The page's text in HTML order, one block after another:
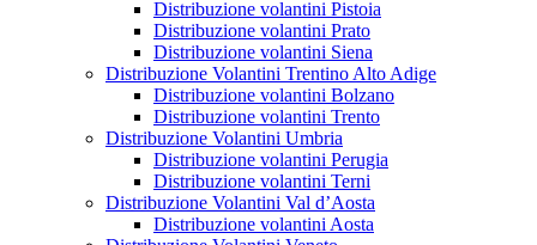
Distribuzione volantini Pistoia
Distribuzione volantini Prato
Distribuzione volantini Siena
Distribuzione Volantini Trentino Alto Adige
Distribuzione volantini Bolzano
Distribuzione volantini Trento
Distribuzione Volantini Umbria
Distribuzione volantini Perugia
Distribuzione volantini Terni
Distribuzione Volantini Val d’Aosta
Distribuzione volantini Aosta